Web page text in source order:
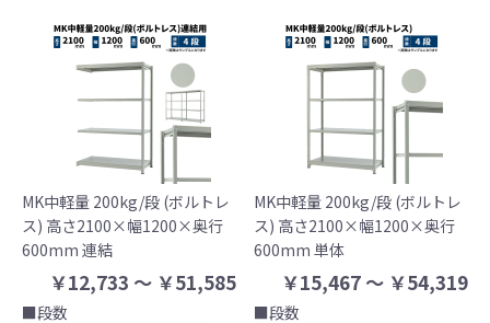
MK中軽量 200kg/段 (ボルトレ
ス) 高さ2100×幅1200×奥行
600mm 連結
￥12,733 ～ ￥51,585
■段数
MK中軽量 200kg/段 (ボルトレ
ス) 高さ2100×幅1200×奥行
600mm 単体
￥15,467 ～ ￥54,319
■段数